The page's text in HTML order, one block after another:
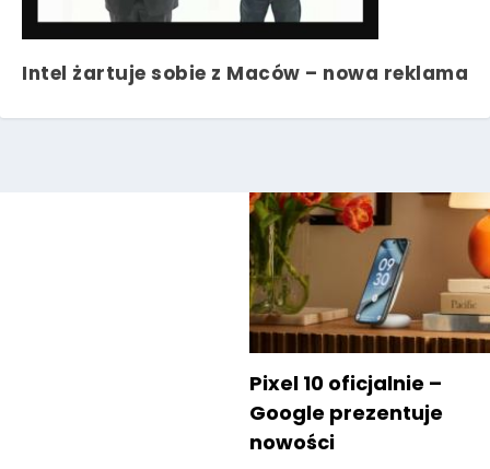
Intel żartuje sobie z Maców – nowa reklama
Pixel 10 oficjalnie –
Google prezentuje
nowości